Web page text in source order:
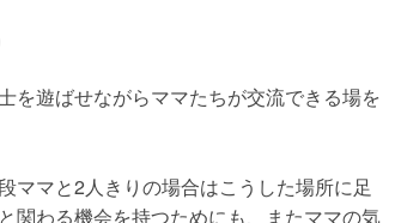
を遊ばせながらママたちが交流できる場を
ママと2人きりの場合はこうした場所に足
関わる機会を持つためにも、またママの気